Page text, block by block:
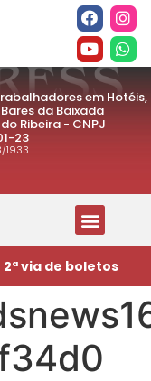
em Hotéis,
da Baixada
Ribeira - CNPJ
23
1933
via de boletos